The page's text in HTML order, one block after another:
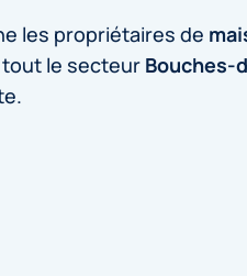
les propriétaires de
le secteur Bouches-